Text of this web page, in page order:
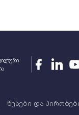
წესები და